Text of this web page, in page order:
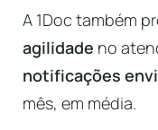
A 1Doc também
agilidade no
notificações
mês, em média.